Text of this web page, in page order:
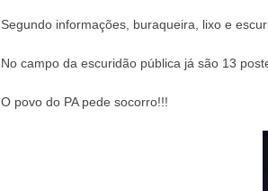
Segundo informações, buraqueira, lixo e
No campo da escuridão pública já são 13
O povo do PA pede socorro!!!